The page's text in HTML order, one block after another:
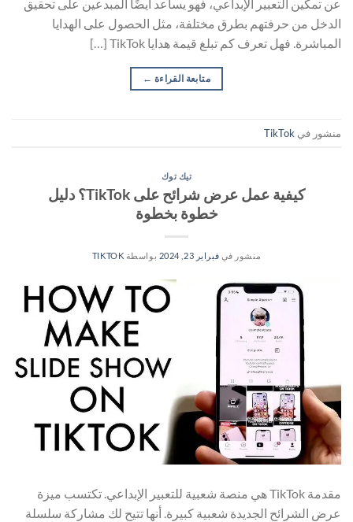
عن تمكين التعبير الإبداعي، فهو يساعد أيضًا المبدعين على تحقيق
الدخل من حرفتهم بطرق مختلفة، مثل الحصول على الهدايا
المباشرة. فهل تعرف كم تبلغ قيمة هدايا TikTok […]
متابعة القراءة ←
منشور في TikTok
تيك توك
كيفية عمل عرض شرائح على TikTok؟ دليل
خطوة بخطوة
منشور في فبراير 23, 2024 بواسطة TIKTOK
مقدمة TikTok هي منصة شعبية للتعبير الإبداعي. تكتسب ميزة
عرض الشرائح الجديدة شعبية كبيرة. أنها تتيح لك مشاركة سلسلة